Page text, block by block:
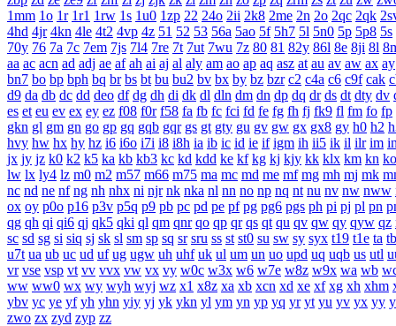
1mm 1o 1r 1r1 1rw 1s 1u0 1zp 22 24o 2ii 2k8 2me 2n 2o 2qc 2qk
4hd 4jr 4kn 4le 4t2 4vp 4z 51 52 53 56a 5ao 5f 5h7 5l 5n0 5p 5p8 5s
70y 76 7a 7c 7em 7js 7l4 7re 7t 7ut 7wu 7z 80 81 82y 86l 8e 8ji 8l
aa ac acn ad adj ae af ah ai aj al aly am ao ap aq asz at au av aw ax ay
bn7 bo bp bph bq br bs bt bu bu2 bv bx by bz bzr c2 c4a c6 c9f cak
d9 da db dc dd deo df dg dh di dk dl dln dm dn dp dq dr ds dt dty dv
es et eu ev ex ey ez f08 f0r f58 fa fb fc fci fd fe fg fh fj fk9 fl fm fo fp
gkn gl gm gn go gp gq gqb gqr gs gt gty gu gv gw gx gx8 gy h0 h2
hvy hw hx hy hz i6 i6o i7i i8 i8h ia ib ic id ie if igm ih ii5 ik il ilr im
jx jy jz k0 k2 k5 ka kb kb3 kc kd kdd ke kf kg kj kjy kk klx km kn ko
lw lx ly4 lz m0 m2 m57 m66 m75 ma mc md me mf mg mh mj mk
nc nd ne nf ng nh nhx ni njr nk nka nl nn no np nq nt nu nv nw nww
ox oy p0o p16 p3v p5q p9 pb pc pd pe pf pg pg6 pgs ph pi pj pl pn
qg qh qi qi6 qj qk5 qki ql qm qnr qo qp qr qs qt qu qv qw qy qyw qz
sc sd sg si siq sj sk sl sm sp sq sr sru ss st st0 su sw sy syx t19 t1e ta tb
u7t ua ub uc ud uf ug ugw uh uhf uk ul um un uo upd uq uqb us utl
vr vse vsp vt vv vvx vw vx vy w0c w3x w6 w7e w8z w9x wa wb
ww ww0 wx wy wyh wyj wz x1 x8z xa xb xcn xd xe xf xg xh xhm
ybv yc ye yf yh yhn yiy yj yk ykn yl ym yn yp yq yr yt yu yv yx yy
zwo zx zyd zyp zz